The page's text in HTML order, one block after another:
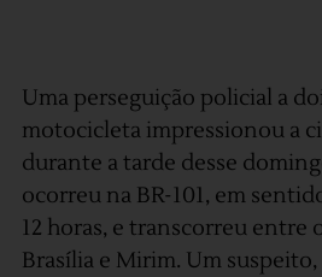
Uma perseguição policial a
motocicleta impressionou a
durante a tarde desse
ocorreu na BR-101, em
12 horas, e transcorreu entre
Brasília e Mirim. Um